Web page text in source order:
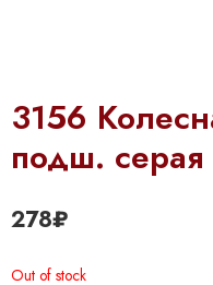
3156
подш. серая
278₽
Out of stock